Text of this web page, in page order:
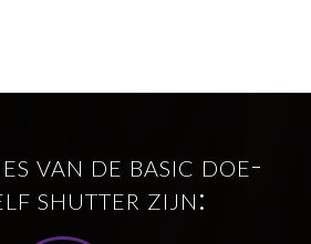
van de basic doe-
shutter zijn: